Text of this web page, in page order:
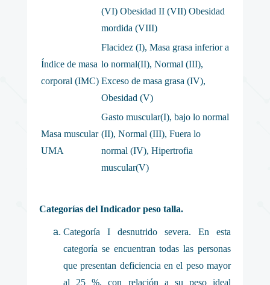
(VI) Obesidad II (VII) Obesidad
mordida (VIII)
Índice de masa
corporal (IMC)
Flacidez (I), Masa grasa inferior a
lo normal(II), Normal (III),
Exceso de masa grasa (IV),
Obesidad (V)
Masa muscular
UMA
Gasto muscular(I), bajo lo normal
(II), Normal (III), Fuera lo
normal (IV), Hipertrofia
muscular(V)
Categorías del Indicador peso talla.
Categoría I desnutrido severa. En esta
categoría se encuentran todas las personas
que presentan deficiencia en el peso mayor
al 25 %, con relación a su peso ideal